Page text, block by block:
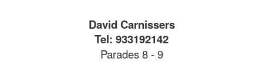
David Carnissers
Tel: 933192142
Parades 8 - 9